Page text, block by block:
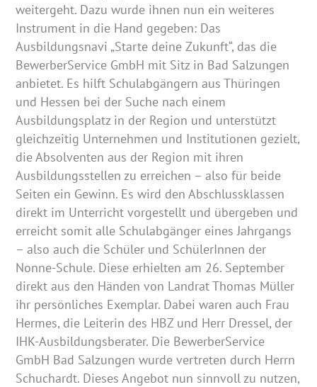
weitergeht. Dazu wurde ihnen nun ein weiteres
Instrument in die Hand gegeben: Das
Ausbildungsnavi „Starte deine Zukunft“, das die
BewerberService GmbH mit Sitz in Bad Salzungen
anbietet. Es hilft Schulabgängern aus Thüringen
und Hessen bei der Suche nach einem
Ausbildungsplatz in der Region und unterstützt
gleichzeitig Unternehmen und Institutionen gezielt,
die Absolventen aus der Region mit ihren
Ausbildungsstellen zu erreichen – also für beide
Seiten ein Gewinn. Es wird den Abschlussklassen
direkt im Unterricht vorgestellt und übergeben und
erreicht somit alle Schulabgänger eines Jahrgangs
– also auch die Schüler und SchülerInnen der
Nonne-Schule. Diese erhielten am 26. September
direkt aus den Händen von Landrat Thomas Müller
ihr persönliches Exemplar. Dabei waren auch Frau
Hermes, die Leiterin des HBZ und Herr Dressel, der
IHK-Ausbildungsberater. Die BewerberService
GmbH Bad Salzungen wurde vertreten durch Herrn
Schuchardt. Dieses Angebot nun sinnvoll zu nutzen,